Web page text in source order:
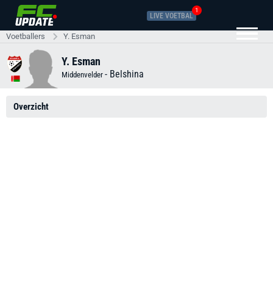
LIVE VOETBAL
1
Voetballers Y. Esman
Y. Esman
Middenvelder - Belshina
Overzicht